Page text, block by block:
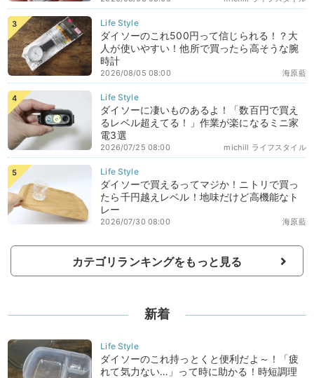
ダイソーのこれ500円って信じられる！？大
人が使いやすい！他所で買ったら高そうな腕
時計
海原藍
2026/08/05 08:00
ダイソーに凄いものあるよ！「数百円で買え
るレベル超えてる！」作業が楽になるミニ家
電3選
michill ライフスタイル
2026/07/25 08:00
ダイソーで買えるってマジか！ニトリで買っ
たら千円越えレベル！地味だけど高機能なト
レー
海原藍
2026/07/30 08:00
カテゴリランキングをもっと見る
新着
ダイソーのこれ持っとくと便利だよ～！「疲
れて気力ない…」って時に助かる！時短調理